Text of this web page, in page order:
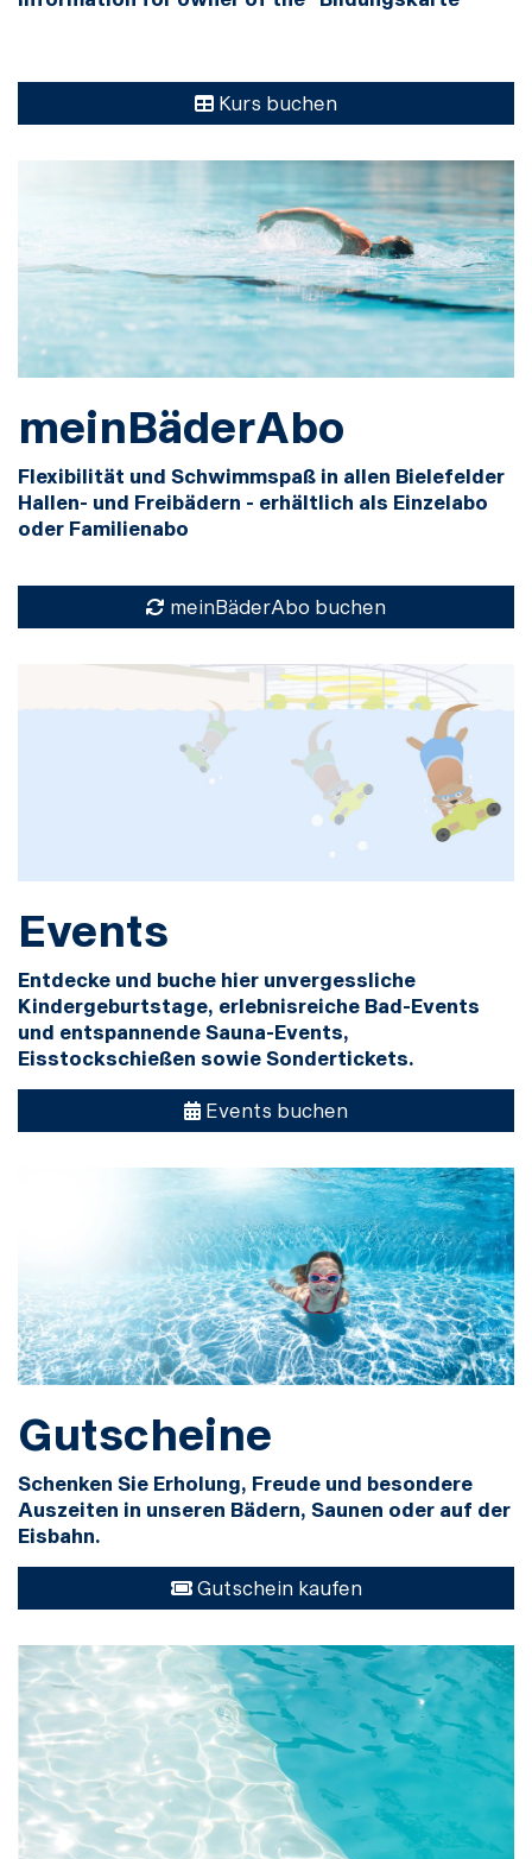
Kurs buchen
meinBäderAbo
Flexibilität und Schwimmspaß in allen Bielefelder
Hallen- und Freibädern - erhältlich als Einzelabo
oder Familienabo
meinBäderAbo buchen
Events
Entdecke und buche hier unvergessliche
Kindergeburtstage, erlebnisreiche Bad-Events
und entspannende Sauna-Events,
Eisstockschießen sowie Sondertickets.
Events buchen
Gutscheine
Schenken Sie Erholung, Freude und besondere
Auszeiten in unseren Bädern, Saunen oder auf der
Eisbahn.
Gutschein kaufen